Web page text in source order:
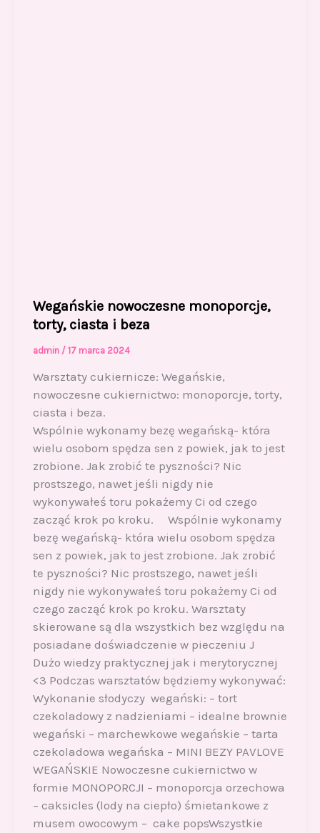
Wegańskie nowoczesne monoporcje,
torty, ciasta i beza
admin / 17 marca 2024
Warsztaty cukiernicze: Wegańskie,
nowoczesne cukiernictwo: monoporcje, torty,
ciasta i beza.
Wspólnie wykonamy bezę wegańską- która
wielu osobom spędza sen z powiek, jak to jest
zrobione. Jak zrobić te pyszności? Nic
prostszego, nawet jeśli nigdy nie
wykonywałeś toru pokażemy Ci od czego
zacząć krok po kroku. Wspólnie wykonamy
bezę wegańską- która wielu osobom spędza
sen z powiek, jak to jest zrobione. Jak zrobić
te pyszności? Nic prostszego, nawet jeśli
nigdy nie wykonywałeś toru pokażemy Ci od
czego zacząć krok po kroku. Warsztaty
skierowane są dla wszystkich bez względu na
posiadane doświadczenie w pieczeniu J
Dużo wiedzy praktycznej jak i merytorycznej
<3 Podczas warsztatów będziemy wykonywać:
Wykonanie słodyczy wegański: – tort
czekoladowy z nadzieniami – idealne brownie
wegański – marchewkowe wegańskie – tarta
czekoladowa wegańska – MINI BEZY PAVLOVE
WEGAŃSKIE Nowoczesne cukiernictwo w
formie MONOPORCJI – monoporcja orzechowa
– caksicles (lody na ciepło) śmietankowe z
musem owocowym – cake popsWszystkie